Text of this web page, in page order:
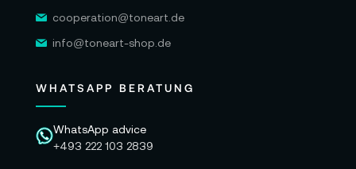
cooperation@toneart.de
info@toneart-shop.de
WHATSAPP BERATUNG
WhatsApp advice
+493 222 103 2839